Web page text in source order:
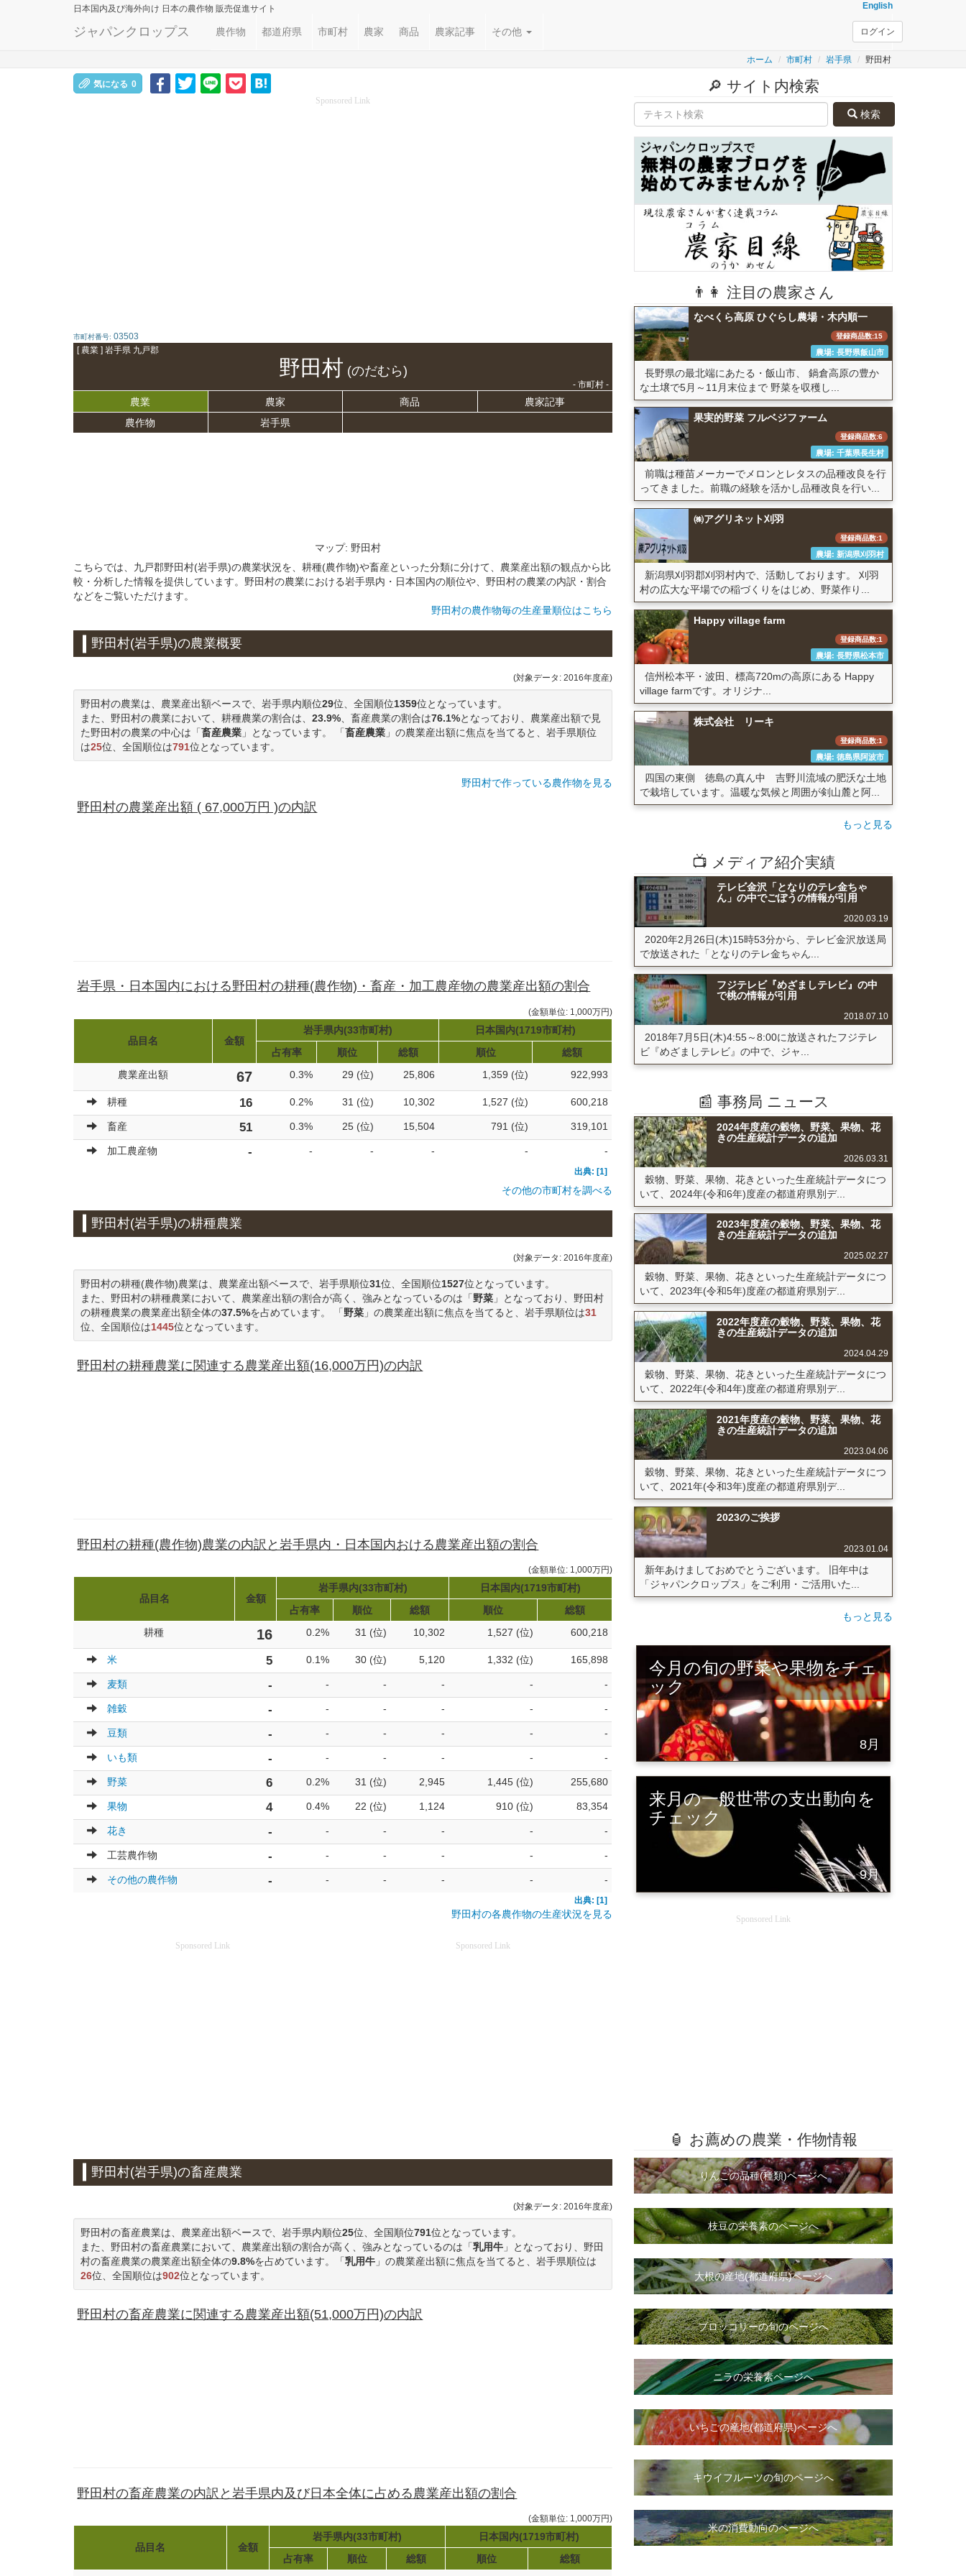
日本国内及び海外向け 日本の農作物 販売促進サイト English
ジャパンクロップス 農作物 都道府県 市町村 農家 商品 農家記事 その他 ログイン
ホーム 市町村 岩手県 野田村
気になる 0
Sponsored Link
市町村番号: 03503
[ 農業 ] 岩手県 九戸郡
野田村 (のだむら)
- 市町村 -
農業 農家 商品
農家記事
農作物
岩手県
マップ: 野田村
こちらでは、九戸郡野田村(岩手県)の農業状況を、耕種(農作物)や畜産といった分類に分けて、農業産出額の観点から比
較・分析した情報を提供しています。野田村の農業における岩手県内・日本国内の順位や、野田村の農業の内訳・割合
などをご覧いただけます。
野田村の農作物毎の生産量順位はこちら
野田村(岩手県)の農業概要
(対象データ: 2016年度産)
野田村の農業は、農業産出額ベースで、岩手県内順位29位、全国順位1359位となっています。
また、野田村の農業において、耕種農業の割合は、 23.9% 、畜産農業の割合は76.1%となっており、農業産出額で見
た野田村の農業の中心は「畜産農業 」となっています。 「畜産農業 」の農業産出額に焦点を当てると、岩手県順位
は25位、全国順位は791位となっています。
野田村で作っている農作物を見る
野田村の農業産出額 ( 67,000万円 )の内訳
岩手県・日本国内における野田村の耕種(農作物)・畜産・加工農産物の農業産出額の割合
(金額単位: 1,000万円)
品目名 金額
岩手県内(33市町村)
日本国内(1719市町村)
占有率
順位 総額 順位
総額
農業産出額
67 0.3% 29 (位) 25,806 1,359 (位) 922,993
耕種 16 0.2% 31 (位) 10,302 1,527 (位) 600,218
畜産 51 0.3% 25 (位) 15,504 791 (位) 319,101
加工農産物 - - - - - -
出典: [1]
その他の市町村を調べる
野田村(岩手県)の耕種農業
(対象データ: 2016年度産)
野田村の耕種(農作物)農業は、農業産出額ベースで、岩手県順位31位、全国順位1527位となっています。
また、野田村の耕種農業において、農業産出額の割合が高く、強みとなっているのは「野菜 」となっており、野田村
の耕種農業の農業産出額全体の37.5%を占めています。 「野菜 」の農業産出額に焦点を当てると、岩手県順位は31
位、全国順位は1445位となっています。
野田村の耕種農業に関連する農業産出額(16,000万円)の内訳
野田村の耕種(農作物)農業の内訳と岩手県内・日本国内おける農業産出額の割合
(金額単位: 1,000万円)
品目名 金額
岩手県内(33市町村)
日本国内(1719市町村)
占有率
順位 総額 順位
総額
耕種
16 0.2% 31 (位) 10,302 1,527 (位) 600,218
米 5 0.1% 30 (位) 5,120 1,332 (位) 165,898
麦類 - - - - - -
雑穀 - - - - - -
豆類 - - - - - -
いも類 - - - - - -
野菜 6 0.2% 31 (位) 2,945 1,445 (位) 255,680
果物 4 0.4% 22 (位) 1,124 910 (位) 83,354
花き - - - - - -
工芸農作物 - - - - - -
その他の農作物 - - - - - -
出典: [1]
野田村の各農作物の生産状況を見る
Sponsored Link Sponsored Link
野田村(岩手県)の畜産農業
(対象データ: 2016年度産)
野田村の畜産農業は、農業産出額ベースで、岩手県内順位25位、全国順位791位となっています。
また、野田村の畜産農業において、農業産出額の割合が高く、強みとなっているのは「乳用牛 」となっており、野田
村の畜産農業の農業産出額全体の9.8%を占めています。「乳用牛 」の農業産出額に焦点を当てると、岩手県順位は
26位、全国順位は902位となっています。
野田村の畜産農業に関連する農業産出額(51,000万円)の内訳
野田村の畜産農業の内訳と岩手県内及び日本全体に占める農業産出額の割合
(金額単位: 1,000万円)
品目名 金額
岩手県内(33市町村)
日本国内(1719市町村)
占有率
順位 総額 順位
総額
🔎 サイト内検索
検索
👨👩 注目の農家さん
なべくら高原 ひぐらし農場・木内順一
登録商品数:15
農場: 長野県飯山市
長野県の最北端にあたる・飯山市、 鍋倉高原の豊か
な土壌で5月～11月末位まで 野菜を収穫し...
果実的野菜 フルベジファーム
登録商品数:6
農場: 千葉県長生村
前職は種苗メーカーでメロンとレタスの品種改良を行
ってきました。前職の経験を活かし品種改良を行い...
㈱アグリネット刈羽
登録商品数:1
農場: 新潟県刈羽村
新潟県刈羽郡刈羽村内で、活動しております。 刈羽
村の広大な平場での稲づくりをはじめ、野菜作り...
Happy village farm
登録商品数:1
農場: 長野県松本市
信州松本平・波田、標高720mの高原にある Happy
village farmです。オリジナ...
株式会社 リーキ
登録商品数:1
農場: 徳島県阿波市
四国の東側 徳島の真ん中 吉野川流域の肥沃な土地
で栽培しています。温暖な気候と周囲が剣山麓と阿...
もっと見る
📺 メディア紹介実績
テレビ金沢「となりのテレ金ちゃ
ん」の中でごぼうの情報が引用
2020.03.19
2020年2月26日(木)15時53分から、テレビ金沢放送局
で放送された「となりのテレ金ちゃん...
フジテレビ『めざましテレビ』の中
で桃の情報が引用
2018.07.10
2018年7月5日(木)4:55～8:00に放送されたフジテレ
ビ『めざましテレビ』の中で、ジャ...
📰 事務局 ニュース
2024年度産の穀物、野菜、果物、花
きの生産統計データの追加
2026.03.31
穀物、野菜、果物、花きといった生産統計データにつ
いて、2024年(令和6年)度産の都道府県別デ...
2023年度産の穀物、野菜、果物、花
きの生産統計データの追加
2025.02.27
穀物、野菜、果物、花きといった生産統計データにつ
いて、2023年(令和5年)度産の都道府県別デ...
2022年度産の穀物、野菜、果物、花
きの生産統計データの追加
2024.04.29
穀物、野菜、果物、花きといった生産統計データにつ
いて、2022年(令和4年)度産の都道府県別デ...
2021年度産の穀物、野菜、果物、花
きの生産統計データの追加
2023.04.06
穀物、野菜、果物、花きといった生産統計データにつ
いて、2021年(令和3年)度産の都道府県別デ...
2023のご挨拶
2023.01.04
新年あけましておめでとうございます。 旧年中は
「ジャパンクロップス」をご利用・ご活用いた...
もっと見る
今月の旬の野菜や果物をチェ
ック
8月
来月の一般世帯の支出動向を
チェック
9月
Sponsored Link
🏮 お薦めの農業・作物情報
りんごの品種(種類)ページへ
枝豆の栄養素のページへ
大根の産地(都道府県)ページへ
ブロッコリーの旬のページへ
ニラの栄養素ページへ
いちごの産地(都道府県)ページへ
キウイフルーツの旬のページへ
米の消費動向のページへ